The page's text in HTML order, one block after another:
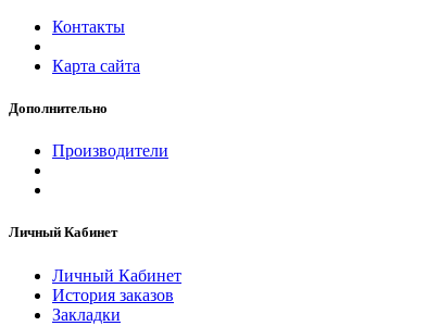
Контакты
Карта сайта
Дополнительно
Производители
Личный Кабинет
Личный Кабинет
История заказов
Закладки